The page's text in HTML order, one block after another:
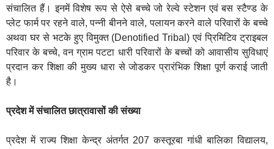
संचालित हैं। इनमें विशेष रूप से ऐसे बच्‍चे जो रेल्‍वे स्‍टेशन एवं बस स्‍टैण्‍ड के
प्‍लेट फार्म पर रहने वाले, पन्‍नी बीनने वाले, पलायन करने वाले परिवारों के बच्‍चे
अथवा घर से भटके हुए विमुक्‍त (Denotified Tribal) एवं प्रिमिटिव ट्राइबल
परिवार के बच्‍चे, वन ग्राम पटटा धारी परिवारों के बच्‍चों को आवासीय सुविधाएं
प्रदान कर शिक्षा की मुख्‍य धारा से जोडकर प्रारंभिक शिक्षा पूर्ण कराई जाती
है।
प्रदेश में संचालित छात्रावासों की संख्‍या
प्रदेश में राज्‍य शिक्षा केन्‍द्र अंतर्गत 207 कस्तूरबा गांधी बालिका विद्यालय,